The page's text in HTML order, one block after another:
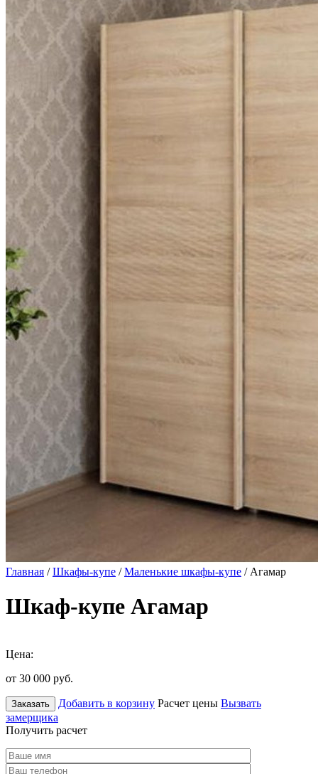
Главная /Шкафы-купе /Маленькие шкафы-купе / Агамар
Шкаф-купе Агамар
Цена:
от 30 000 руб.
Заказать Добавить в корзину Расчет цены Вызвать
замерщика
Получить расчет